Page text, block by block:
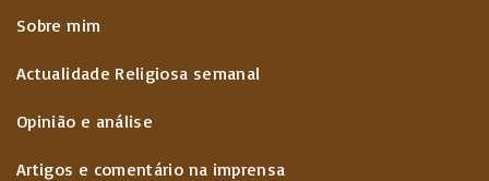
Sobre mim
Actualidade Religiosa semanal
Opinião e análise
Artigos e comentário na imprensa